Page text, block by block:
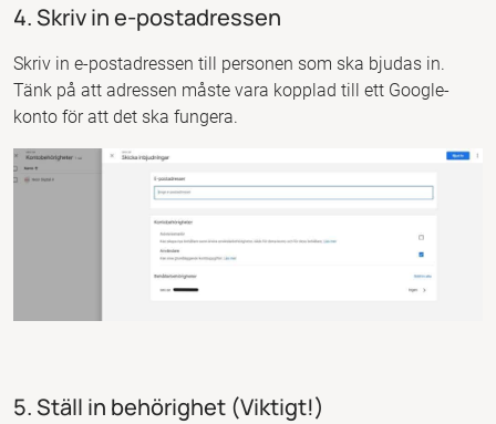
4. Skriv in e-postadressen
Skriv in e-postadressen till personen som ska bjudas in.
Tänk på att adressen måste vara kopplad till ett Google-
konto för att det ska fungera.
5. Ställ in behörighet (Viktigt!)